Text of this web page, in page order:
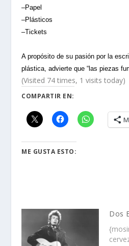
–Papel
–Plásticos
–Tickets
A propósito de su pasión por la
plástica, advierte que “las piezas
(Visited 74 times, 1 visits today)
COMPARTIR EN:
ME GUSTA ESTO:
Dos